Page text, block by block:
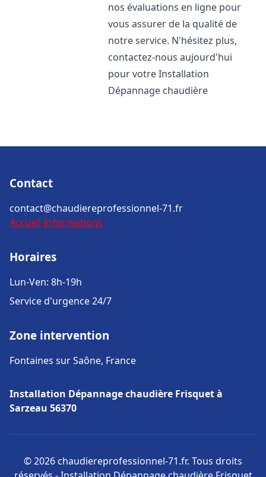
nos évaluations en ligne pour
vous assurer de la qualité de
notre service. N'hésitez plus,
contactez-nous aujourd'hui
pour votre Installation
Dépannage chaudière
Contact
contact@chaudiereprofessionnel-71.fr
Accueil Informations
Horaires
Lun-Ven: 8h-19h
Service d'urgence 24/7
Zone intervention
Fontaines sur Saône, France
Installation Dépannage chaudière Frisquet à
Sarzeau 56370
© 2026 chaudiereprofessionnel-71.fr. Tous droits